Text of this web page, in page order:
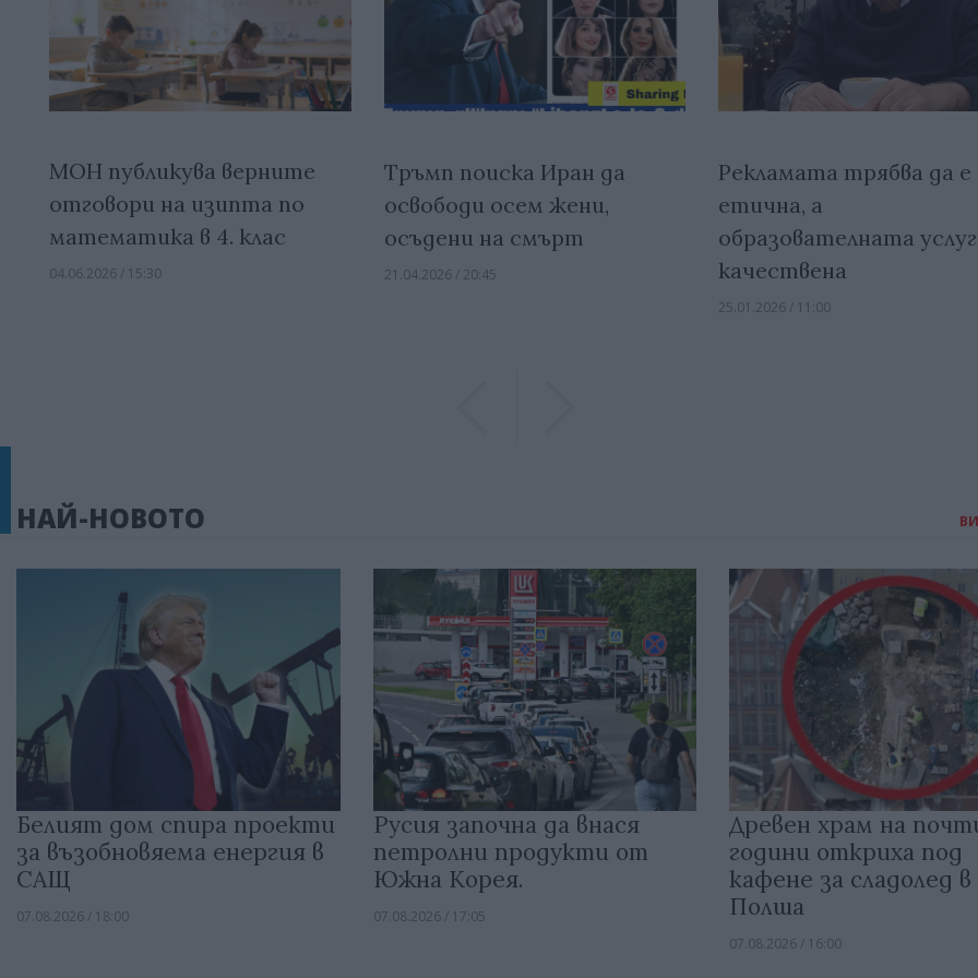
МОН публикува верните
отговори на изипта по
математика в 4. клас
04.06.2026 / 15:30
Тръмп поиска Иран да
освободи осем жени,
осъдени на смърт
21.04.2026 / 20:45
Рекламата трябва да е
етична, а
образователната
качествена
25.01.2026 / 11:00
НАЙ-НОВОТО
Белият дом спира проекти
за възобновяема енергия в
САЩ
07.08.2026 / 18:00
Русия започна да внася
петролни продукти от
Южна Корея.
07.08.2026 / 17:05
Древен храм на
години откриха под
кафене за сладолед в
Полша
07.08.2026 / 16:00